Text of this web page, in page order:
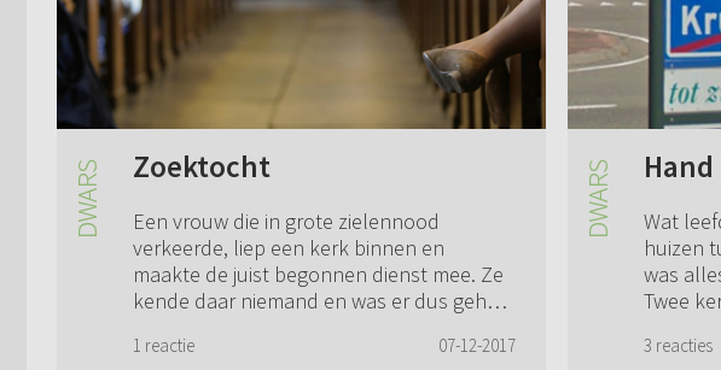
Zoektocht
Een vrouw die in grote zielennood
verkeerde, liep een kerk binnen en
maakte de juist begonnen dienst mee. Ze
kende daar niemand en was er dus geheel
die er die m...
1 reactie 07-12-2017
Wat
huizen
was
Twee
3 reacties